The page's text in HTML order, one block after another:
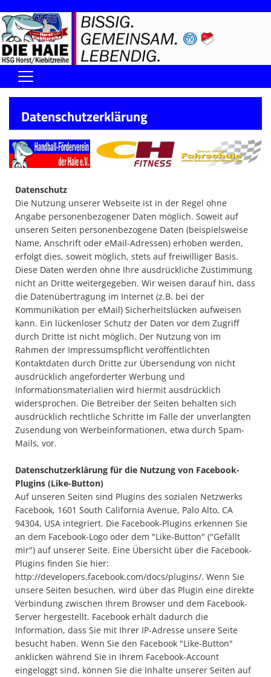
Home
DIE HAIE I Der Vorstand
Handball-Förderverein der Haie
UNSERE SPORTHALLEN
Training & Termine
DIENSTE (SR/KG/VK)
Die SpecialHaie
Teams
Trainer
ALLE SPIELE
HAIE TV
NEWSLETTER
DIE HAIE I Intern
Datenschutzerklärung
Datenschutz
Die Nutzung unserer Webseite ist in der Regel ohne
Angabe personenbezogener Daten möglich. Soweit auf
unseren Seiten personenbezogene Daten (beispielsweise
Name, Anschrift oder eMail-Adressen) erhoben werden,
erfolgt dies, soweit möglich, stets auf freiwilliger Basis.
Diese Daten werden ohne Ihre ausdrückliche Zustimmung
nicht an Dritte weitergegeben. Wir weisen darauf hin, dass
die Datenübertragung im Internet (z.B. bei der
Kommunikation per eMail) Sicherheitslücken aufweisen
kann. Ein lückenloser Schutz der Daten vor dem Zugriff
durch Dritte ist nicht möglich. Der Nutzung von im
Rahmen der Impressumspflicht veröffentlichten
Kontaktdaten durch Dritte zur Übersendung von nicht
ausdrücklich angeforderter Werbung und
Informationsmaterialien wird hiermit ausdrücklich
widersprochen. Die Betreiber der Seiten behalten sich
ausdrücklich rechtliche Schritte im Falle der unverlangten
Zusendung von Werbeinformationen, etwa durch Spam-
Mails, vor.
Datenschutzerklärung für die Nutzung von Facebook-
Plugins (Like-Button)
Auf unseren Seiten sind Plugins des sozialen Netzwerks
Facebook, 1601 South California Avenue, Palo Alto, CA
94304, USA integriert. Die Facebook-Plugins erkennen Sie
an dem Facebook-Logo oder dem "Like-Button" ("Gefällt
mir") auf unserer Seite. Eine Übersicht über die Facebook-
Plugins finden Sie hier:
http://developers.facebook.com/docs/plugins/. Wenn Sie
unsere Seiten besuchen, wird über das Plugin eine direkte
Verbindung zwischen Ihrem Browser und dem Facebook-
Server hergestellt. Facebook erhält dadurch die
Information, dass Sie mit Ihrer IP-Adresse unsere Seite
besucht haben. Wenn Sie den Facebook "Like-Button"
anklicken während Sie in Ihrem Facebook-Account
eingeloggt sind, können Sie die Inhalte unserer Seiten auf